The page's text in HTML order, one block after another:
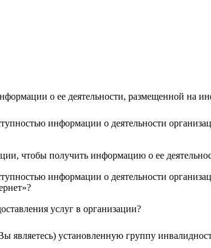
о ее деятельности, размещенной на
информации о деятельности
чтобы получить информацию о ее
информации о деятельности
услуг в организации?
являетесь) установленную группу